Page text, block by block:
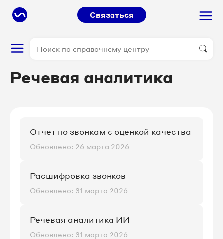
Связаться
Речевая аналитика
Отчет по звонкам с оценкой качества
Обновлено: 26 марта 2026
Расшифровка звонков
Обновлено: 31 марта 2026
Речевая аналитика ИИ
Обновлено: 31 марта 2026